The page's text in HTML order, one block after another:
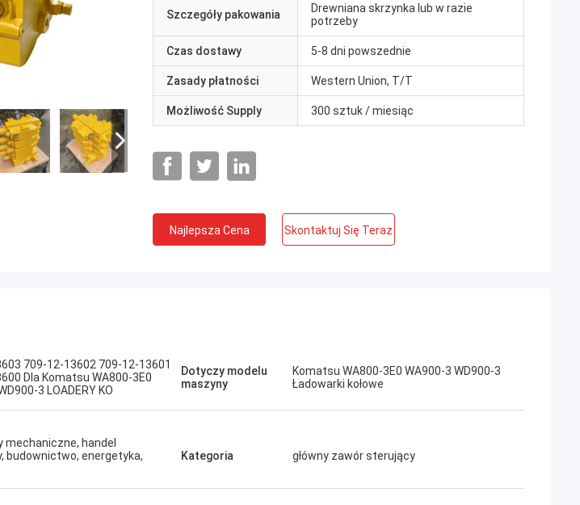
Szczegóły pakowania
Drewniana skrzynka lub w razie
potrzeby
Czas dostawy 5-8 dni powszednie
Zasady płatności Western Union, T/T
Możliwość Supply 300 sztuk / miesiąc
Najlepsza Cena Skontaktuj Się Teraz
709-12-13602 709-12-13601
Dla Komatsu WA800-3E0
3 LOADERY KO
Dotyczy modelu
maszyny
Komatsu WA800-3E0 WA900-3 WD900-3
Ładowarki kołowe
mechaniczne, handel
budownictwo, energetyka,
Kategoria główny zawór sterujący